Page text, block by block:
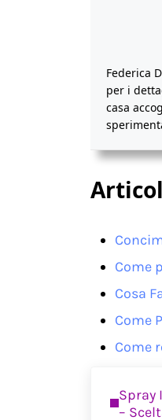
Federica
per i
casa
Come
Cosa
Come
Come
Spray
–